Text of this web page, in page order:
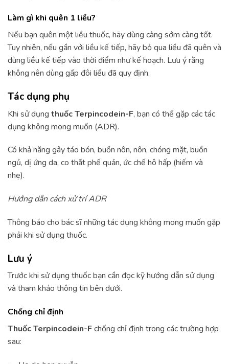
Làm gì khi quên 1 liều?
Nếu bạn quên một liều thuốc, hãy dùng càng sớm càng tốt.
Tuy nhiên, nếu gần với liều kế tiếp, hãy bỏ qua liều đã quên và
dùng liều kế tiếp vào thời điểm như kế hoạch. Lưu ý rằng
không nên dùng gấp đôi liều đã quy định.
Tác dụng phụ
Khi sử dụng thuốc Terpincodein-F, bạn có thể gặp các tác
dụng không mong muốn (ADR).
Có khả năng gây táo bón, buồn nôn, nôn, chóng mặt, buồn
ngủ, dị ứng da, co thắt phế quản, ức chế hô hấp (hiếm và
nhẹ).
Hướng dẫn cách xử trí ADR
Thông báo cho bác sĩ những tác dụng không mong muốn gặp
phải khi sử dụng thuốc.
Lưu ý
Trước khi sử dụng thuốc bạn cần đọc kỹ hướng dẫn sử dụng
và tham khảo thông tin bên dưới.
Chống chỉ định
Thuốc Terpincodein-Fchống chỉ định trong các trường hợp
sau: